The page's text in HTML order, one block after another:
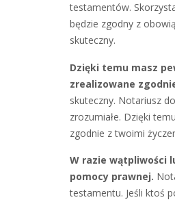
testamentów.
będzie zgodny z
skuteczny.
Dzięki temu masz
zrealizowane
skuteczny. Notariusz
zrozumiałe. Dzięki
zgodnie z twoimi
W razie wątpliwości
pomocy prawnej.
testamentu. Jeśli ktoś